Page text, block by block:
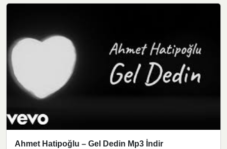
Ahmet Hatipoğlu – Gel Dedin Mp3 İndir